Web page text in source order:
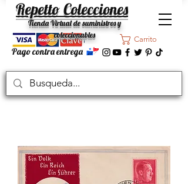
Carrito
Pago contra entrega
Repetto Colecciones
Tienda Virtual de suministros y
coleccionables